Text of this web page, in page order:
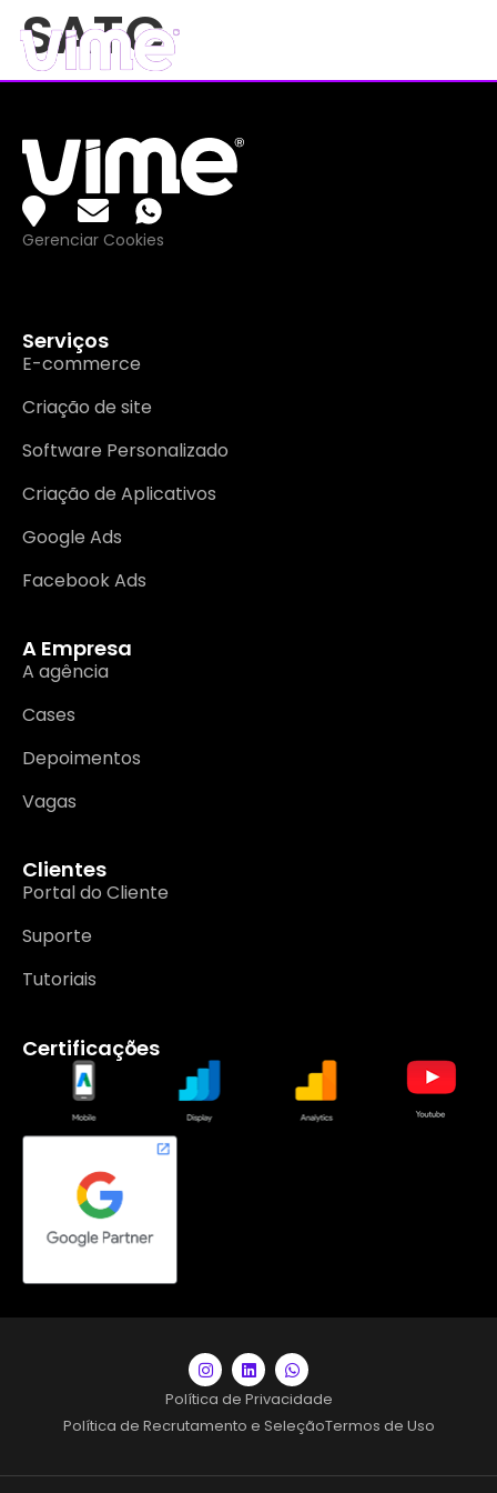
SATC
Gerenciar Cookies
Serviços
E-commerce
Criação de site
Software Personalizado
Criação de Aplicativos
Google Ads
Facebook Ads
A Empresa
A agência
Cases
Depoimentos
Vagas
Clientes
Portal do Cliente
Suporte
Tutoriais
Certificações
Política de Privacidade
Política de Recrutamento e SeleçãoTermos de Uso